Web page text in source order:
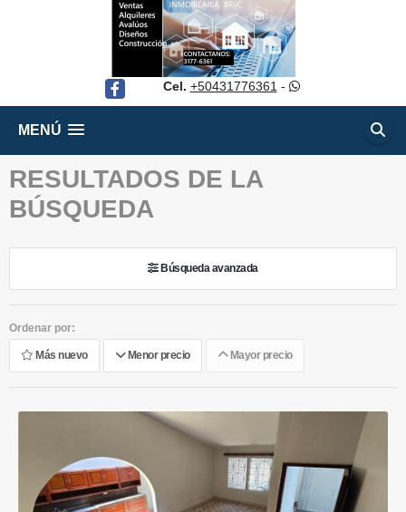
Facebook Cel. +50431776361 -
MENÚ
RESULTADOS DE LA
BÚSQUEDA
Búsqueda avanzada
Ordenar por:
Más nuevo Menor precio Mayor precio